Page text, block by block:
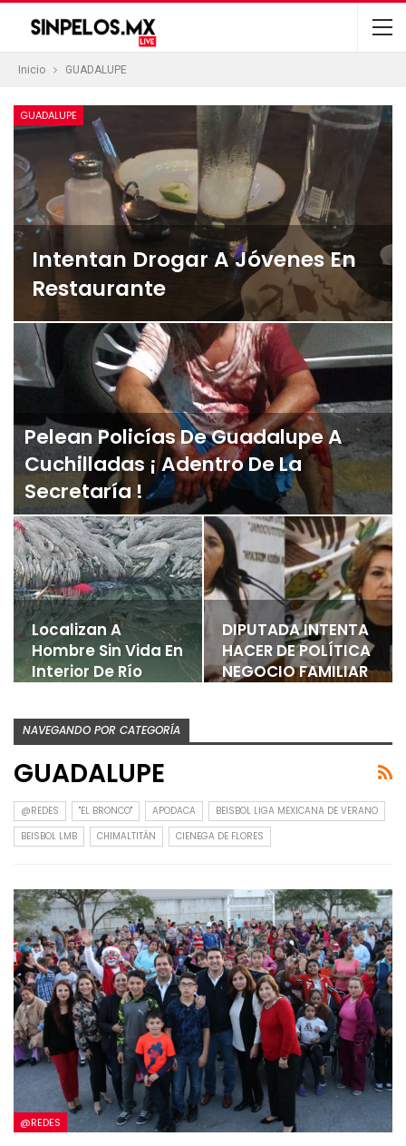
Inicio GUADALUPE
GUADALUPE
Intentan Drogar A Jóvenes En
Restaurante
Pelean Policías De Guadalupe A
Cuchilladas ¡ Adentro De La
Secretaría !
Localizan A
Hombre Sin Vida En
Interior De Río
DIPUTADA INTENTA
HACER DE POLÍTICA
NEGOCIO FAMILIAR
NAVEGANDO POR CATEGORÍA
GUADALUPE
@REDES "EL BRONCO" APODACA
BEISBOL LIGA MEXICANA DE VERANO
BEISBOL LMB
CHIMALTITÁN CIENEGA DE FLORES
@REDES